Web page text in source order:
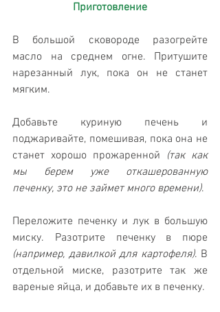
Приготовление
В большой сковороде разогрейте
масло на среднем огне. Притушите
нарезанный лук, пока он не станет
мягким.
Добавьте куриную печень и
поджаривайте, помешивая, пока она не
станет хорошо прожаренной (так как
мы берем уже откашерованную
печенку, это не займет много времени).
Переложите печенку и лук в большую
(например, давилкой для картофеля). В
отдельной миске, разотрите так же
вареные яйца, и добавьте их в печенку.